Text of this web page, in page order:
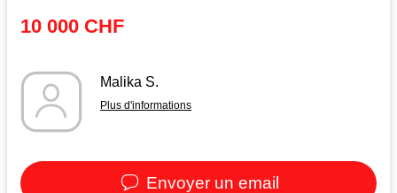
10 000 CHF
Malika S.
Plus d'informations
Envoyer un email